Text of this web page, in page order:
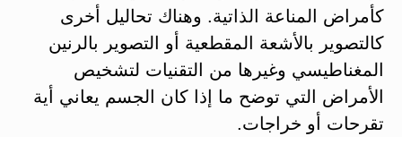
كأمراض المناعة الذاتية. وهناك تحاليل أخرى
كالتصوير بالأشعة المقطعية أو التصوير بالرنين
المغناطيسي وغيرها من التقنيات لتشخيص
الأمراض التي توضح ما إذا كان الجسم يعاني أية
تقرحات أو خراجات.